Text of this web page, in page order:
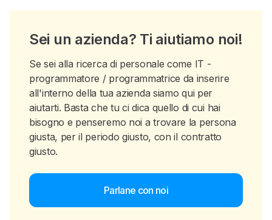
Sei un azienda? Ti aiutiamo noi!
Se sei alla ricerca di personale come IT -
programmatore / programmatrice da inserire
all'interno della tua azienda siamo qui per
aiutarti. Basta che tu ci dica quello di cui hai
bisogno e penseremo noi a trovare la persona
giusta, per il periodo giusto, con il contratto
giusto.
Parlane con noi